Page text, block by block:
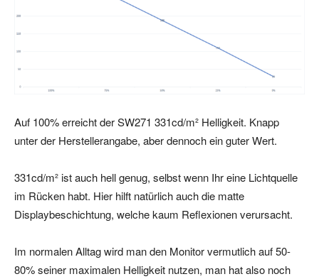
Auf 100% erreicht der SW271 331cd/m² Helligkeit. Knapp
unter der Herstellerangabe, aber dennoch ein guter Wert.
331cd/m² ist auch hell genug, selbst wenn Ihr eine Lichtquelle
im Rücken habt. Hier hilft natürlich auch die matte
Displaybeschichtung, welche kaum Reflexionen verursacht.
Im normalen Alltag wird man den Monitor vermutlich auf 50-
80% seiner maximalen Helligkeit nutzen, man hat also noch